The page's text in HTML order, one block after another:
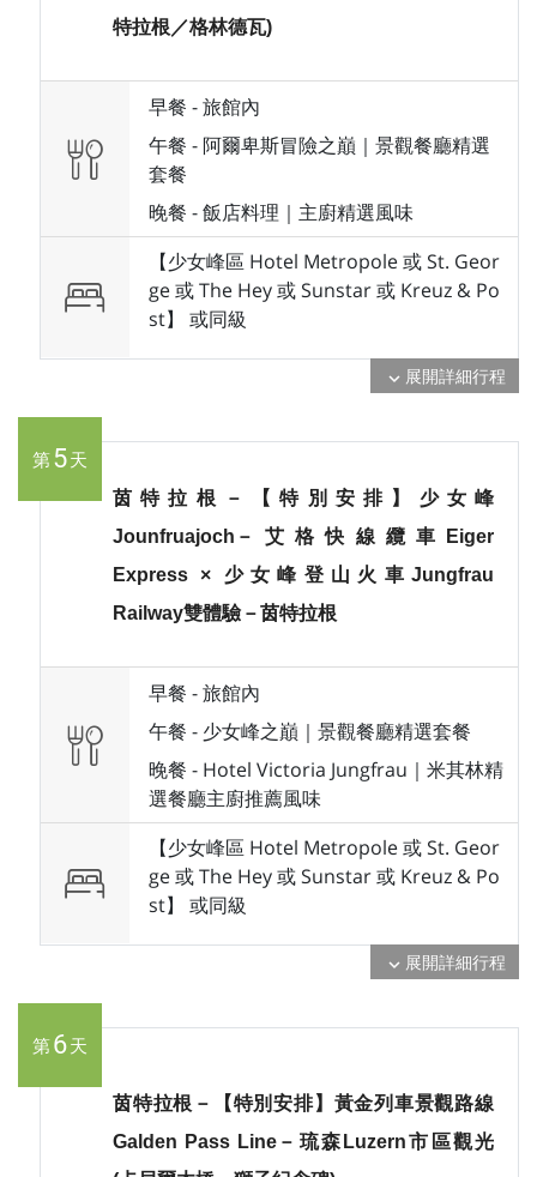
特拉根／格林德瓦)
早餐 -旅館內
午餐 - 阿爾卑斯冒險之巔｜景觀餐廳精選
套餐
晚餐 -飯店料理｜主廚精選風味
【少女峰區 Hotel Metropole 或 St. Geor
ge 或 The Hey 或 Sunstar 或 Kreuz & Po
st】 或同級
expand_more 展開詳細行程
第5天
茵特拉根－【特別安排】少女峰
Jounfruajoch－艾格快線纜車Eiger
Express × 少女峰登山火車Jungfrau
Railway雙體驗－茵特拉根
早餐 -旅館內
午餐 - 少女峰之巔｜景觀餐廳精選套餐
晚餐 - Hotel Victoria Jungfrau｜米其林精
選餐廳主廚推薦風味
【少女峰區 Hotel Metropole 或 St. Geor
ge 或 The Hey 或 Sunstar 或 Kreuz & Po
st】 或同級
expand_more 展開詳細行程
第6天
茵特拉根－【特別安排】黃金列車景觀路線
Galden Pass Line－琉森Luzern市區觀光